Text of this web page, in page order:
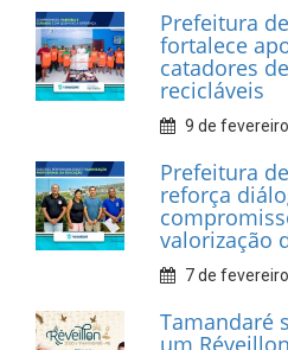
INFORMATIVOS
Prefeitura
realiza
Associação
Car Service
10 de
Dia do
cultural em